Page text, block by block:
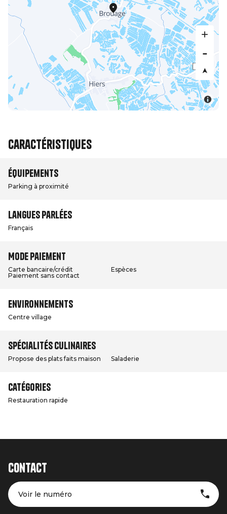
Caractéristiques
Équipements
Parking à proximité
Langues parlées
Français
Mode paiement
Carte bancaire/crédit
Espèces
Paiement sans contact
Environnements
Centre village
Spécialités culinaires
Propose des plats faits maison Saladerie
Catégories
Restauration rapide
Contact
Voir le numéro